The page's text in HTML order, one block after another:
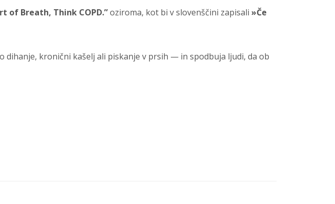
of Breath, Think COPD.”oziroma, kot bi v slovenščini zapisali »Če
kronični kašelj ali piskanje v prsih — in spodbuja ljudi, da ob